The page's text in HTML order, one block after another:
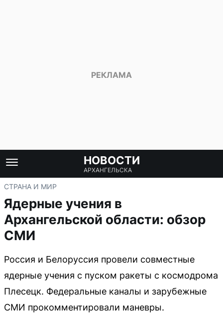
НОВОСТИ
АРХАНГЕЛЬСКА
СТРАНА И МИР
Ядерные учения в
Архангельской области: обзор
СМИ
Россия и Белоруссия провели совместные
ядерные учения с пуском ракеты с космодрома
Плесецк. Федеральные каналы и зарубежные
СМИ прокомментировали маневры.